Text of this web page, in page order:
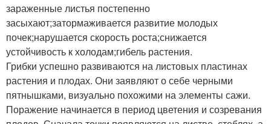
зараженные листья постепенно
засыхают;затормаживается развитие молодых
почек;нарушается скорость роста;снижается
устойчивость к холодам;гибель растения.
Грибки успешно развиваются на листовых пластинах
растения и плодах. Они заявляют о себе черными
пятнышками, визуально похожими на элементы сажи.
Поражение начинается в период цветения и созревания